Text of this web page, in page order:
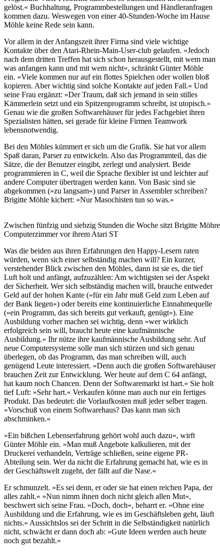
gelöst.« Buchhaltung, Programmbestellungen und Händleranfragen
kommen dazu. Weswegen von einer 40-Stunden-Woche im Hause
Möhle keine Rede sein kann.
Vor allem in der Anfangszeit ihrer Firma sind viele wichtige
Kontakte über den Atari-Rhein-Main-User-club gelaufen. »Jedoch
nach dem dritten Treffen hat sich schon herausgestellt, mit wem man
was anfangen kann und mit wem nicht«, schränkt Günter Möhle
ein. »Viele kommen nur auf ein flottes Spielchen oder wollen bloß
kopieren. Aber wichtig sind solche Kontakte auf jeden Fall.« Und
seine Frau ergänzt: »Der Traum, daß sich jemand in sein stilles
Kämmerlein setzt und ein Spitzenprogramm schreibt, ist utopisch.«
Genau wie die großen Softwarehäuser für jedes Fachgebiet ihren
Spezialisten hätten, sei gerade für kleine Firmen Teamwork
lebensnotwendig.
Bei den Möhles kümmert er sich um die Grafik. Sie hat vor allem
Spaß daran, Parser zu entwickeln. Also das Programmteil, das die
Sätze, die der Benutzer eingibt, zerlegt und analysiert. Beide
programmieren in C, weil die Sprache flexibler ist und leichter auf
andere Computer übertragen werden kann. Von Basic sind sie
abgekommen (»zu langsam«) und Parser in Assembler schreiben?
Brigitte Möhle kichert: »Nur Masochisten tun so was.«
Zwischen fünfzig und siebzig Stunden die Woche sitzt Brigitte
Computerzimmer vor ihrem Atari ST
Was die beiden aus ihren Erfahrungen den Happy-Lesern raten
würden, wenn sich einer selbständig machen will? Ein kurzer,
verstehender Blick zwischen den Möhles, dann ist sie es, die tief
Luft holt und anfängt, aufzuzählen: Am wichtigsten sei der Aspekt
der Sicherheit. Wer sich selbständig machen will, brauche entweder
Geld auf der hohen Kante (»für ein Jahr muß Geld zum Leben auf
der Bank liegen«) oder bereits eine kontinuierliche Einnahmequelle
(»ein Programm, das sich bereits gut verkauft, genügt«). Eine
Ausbildung vorher machen sei wichtig, denn »wer wirklich
erfolgreich sein will, braucht heute eine kaufmännische
Ausbildung.« Ihr nütze ihre kaufmännische Ausbildung sehr. Auf
neue Computersysteme solle man sich stürzen und sich genau
überlegen, ob das Programm, das man schreiben will, auch
genügend Leute interessiert. »Denn auch die großen Softwarehäuser
brauchen Zeit zur Entwicklung. Wer heute auf dem C 64 anfängt,
hat kaum noch Chancen. Denn der Softwaremarkt ist hart.« Sie holt
tief Luft: »Sehr hart.« Verkaufen könne man auch nur ein fertiges
Produkt. Das bedeutet: die Vorlaufkosten muß jeder selber tragen.
»Vorschuß von einem Softwarehaus? Das kann man sich
abschminken.«
»Ein bißchen Lebenserfahrung gehört wohl auch dazu«, wirft
Günter Möhle ein. »Man muß Angebote kalkulieren, mit der
Druckerei verhandeln, Verträge schließen, seine eigene PR-
Abteilung sein. Wer da nicht die Erfahrung gemacht hat, wie es in
der Geschäftswelt zugeht, der fällt auf die Nase.«
Er schmunzelt. »Es sei denn, er oder sie hat einen reichen Papa, der
alles zahlt.« »Nun nimm ihnen doch nicht gleich allen Mut«,
beschwert sich seine Frau. »Doch, doch«, beharrt er. »Ohne eine
Ausbildung und die Erfahrung, wie es im Geschäftsleben geht, läuft
nichts.« Aussichtslos sei der Schritt in die Selbständigkeit natürlich
nicht, schwächt er dann doch ab: »Gute Ideen werden auch heute
noch gut bezahlt.«